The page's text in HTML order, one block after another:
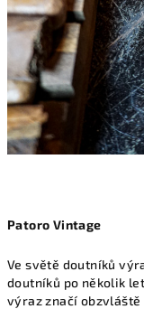
Patoro Vintage
Ve světě doutníků
doutníků po několik
výraz značí